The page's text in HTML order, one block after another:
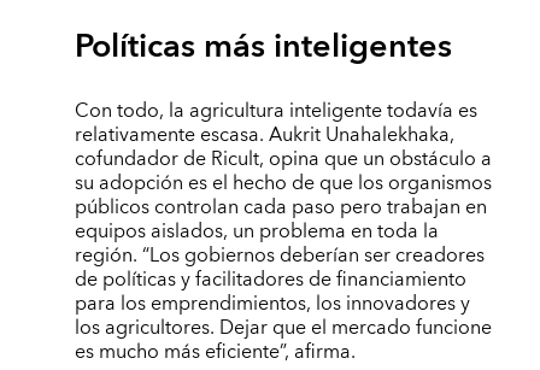
Políticas más inteligentes
Con todo, la agricultura inteligente todavía es
relativamente escasa. Aukrit Unahalekhaka,
cofundador de Ricult, opina que un obstáculo a
su adopción es el hecho de que los organismos
públicos controlan cada paso pero trabajan en
equipos aislados, un problema en toda la
región. “Los gobiernos deberían ser creadores
de políticas y facilitadores de financiamiento
para los emprendimientos, los innovadores y
los agricultores. Dejar que el mercado funcione
es mucho más eficiente”, afirma.